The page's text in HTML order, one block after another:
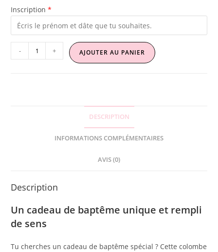
Inscription *
- + AJOUTER AU PANIER
DESCRIPTION
INFORMATIONS COMPLÉMENTAIRES
AVIS (0)
Description
Un cadeau de baptême unique et rempli
de sens
Tu cherches un cadeau de baptême spécial ? Cette colombe